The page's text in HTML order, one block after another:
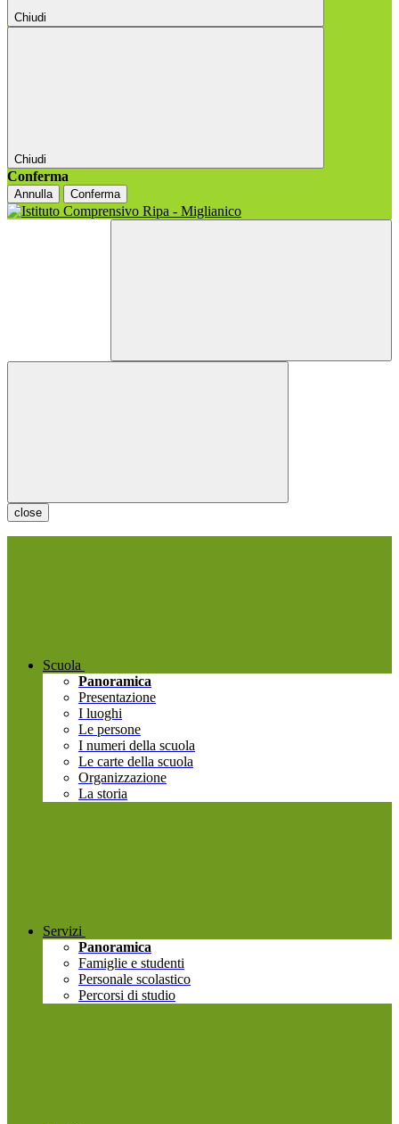
Chiudi
Chiudi
Conferma
Annulla Conferma
close
Scuola
Panoramica
Presentazione
I luoghi
Le persone
I numeri della scuola
Le carte della scuola
Organizzazione
La storia
Servizi
Panoramica
Famiglie e studenti
Personale scolastico
Percorsi di studio